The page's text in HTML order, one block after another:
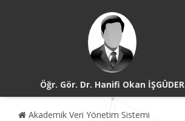
Öğr. Gör. Dr. Hanifi Okan İŞGÜDER
Akademik Veri Yönetim Sistemi